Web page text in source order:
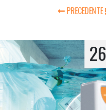
PRECEDENTE
26